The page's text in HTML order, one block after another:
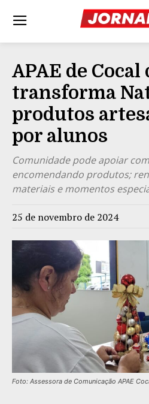
APAE de Cocal
transforma
produtos
por alunos
Comunidade pode apoiar
encomendando produtos;
materiais e momentos
25 de novembro de 2024
Foto: Assessora de Comunicação APAE